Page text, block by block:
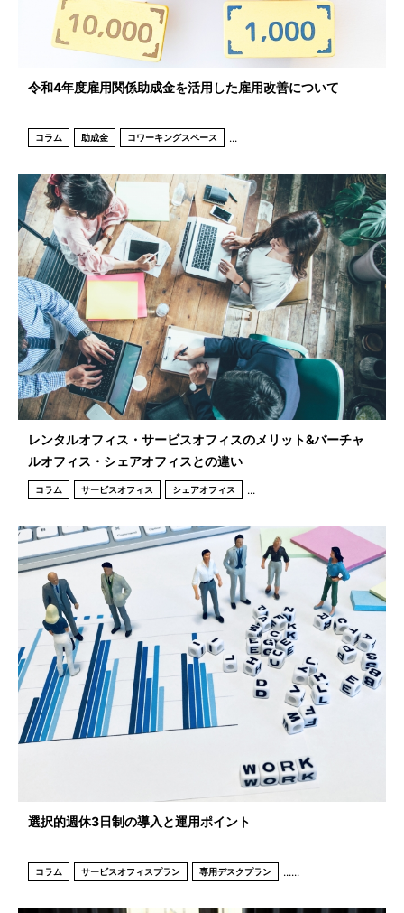
令和4年度雇用関係助成金を活用した雇用改善について
コラム 助成金 コワーキングスペース ...
レンタルオフィス・サービスオフィスのメリット&バーチャ
ルオフィス・シェアオフィスとの違い
コラム サービスオフィス シェアオフィス ...
選択的週休3日制の導入と運用ポイント
コラム サービスオフィスプラン 専用デスクプラン ......